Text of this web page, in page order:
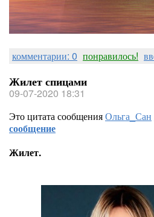
комментарии: 0 понравилось!
Жилет спицами
09-07-2020 18:31
Это цитата сообщенияОльга_Сан
сообщение
Жилет.